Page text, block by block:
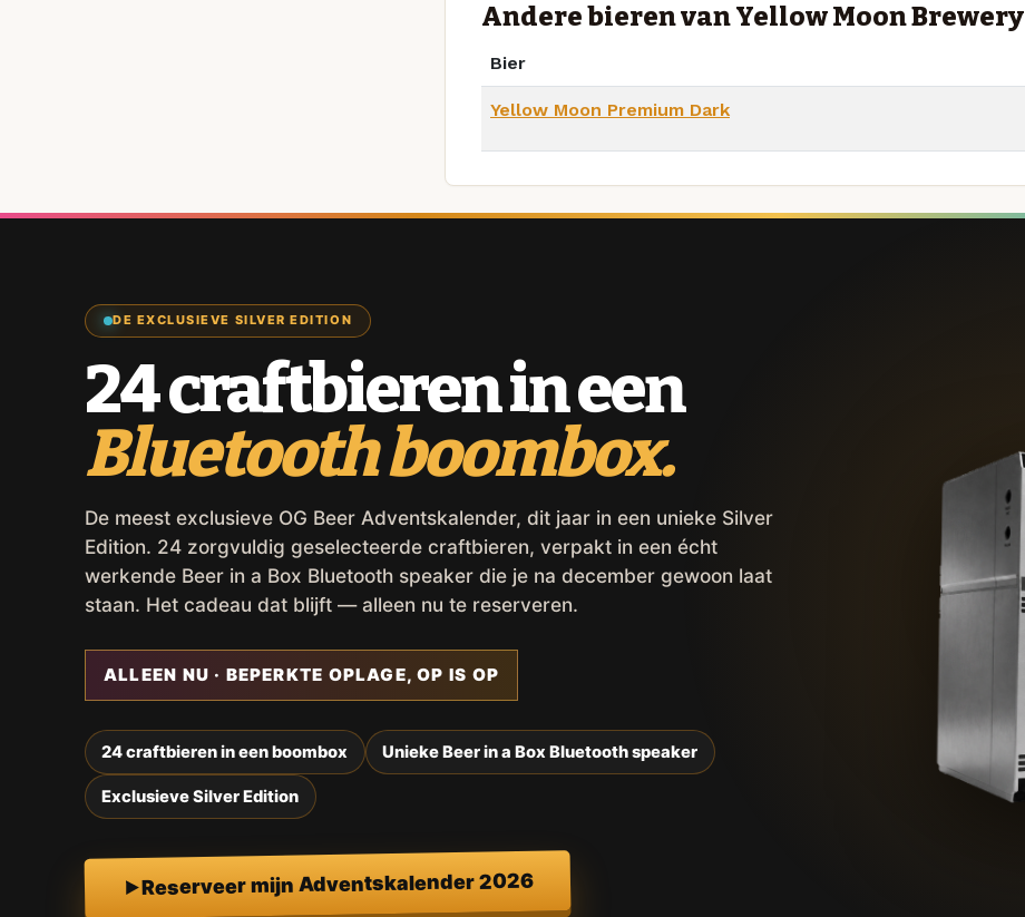
Andere bieren van Yellow Moon Brewery
Bier
Yellow Moon Premium Dark
DE EXCLUSIEVE SILVER EDITION
24 craftbieren in een
Bluetooth boombox.
De meest exclusieve OG Beer Adventskalender, dit jaar in een unieke Silver
Edition. 24 zorgvuldig geselecteerde craftbieren, verpakt in een écht
werkende Beer in a Box Bluetooth speaker die je na december gewoon laat
staan. Het cadeau dat blijft — alleen nu te reserveren.
ALLEEN NU · BEPERKTE OPLAGE, OP IS OP
24 craftbieren in een boombox Unieke Beer in a Box Bluetooth speaker
Exclusieve Silver Edition
Reserveer mijn Adventskalender 2026